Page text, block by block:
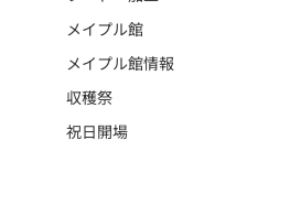
メイプル館
メイプル館情報
収穫祭
祝日開場